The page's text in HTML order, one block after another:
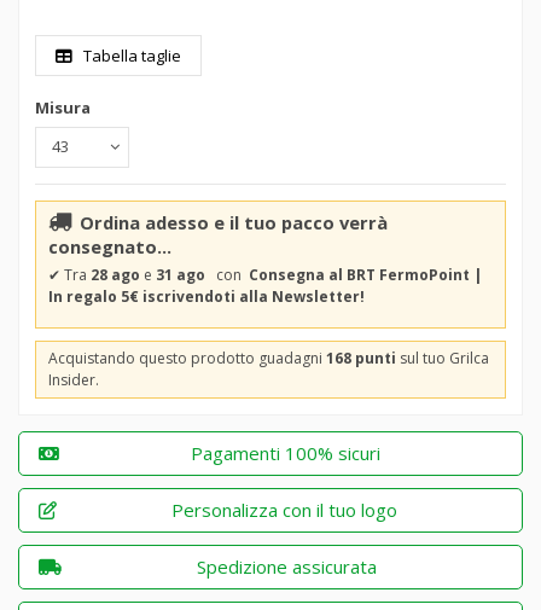
Tabella taglie
Misura
Ordina adesso e il tuo pacco verrà
consegnato...
✔ Tra 28 ago e 31 ago con Consegna al BRT FermoPoint |
In regalo 5€ iscrivendoti alla Newsletter!
Acquistando questo prodotto guadagni 168 punti sul tuo Grilca
Insider.
Pagamenti 100% sicuri
Personalizza con il tuo logo
Spedizione assicurata